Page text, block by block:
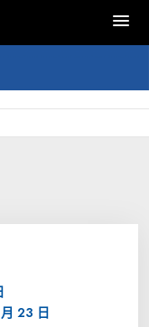
23 日